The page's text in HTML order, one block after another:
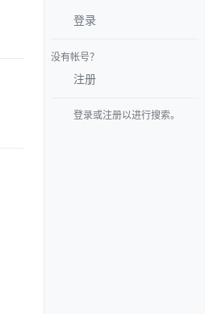
登录
没有帐号？
注册
登录或注册以进行搜索。